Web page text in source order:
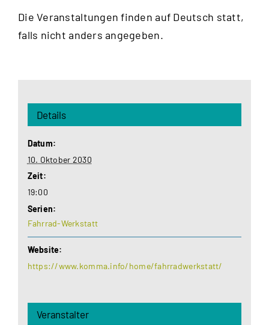
Die Veranstaltungen finden auf Deutsch statt,
falls nicht anders angegeben.
Details
Datum:
10. Oktober 2030
Zeit:
19:00
Serien:
Fahrrad-Werkstatt
Website:
https://www.komma.info/home/fahrradwerkstatt/
Veranstalter